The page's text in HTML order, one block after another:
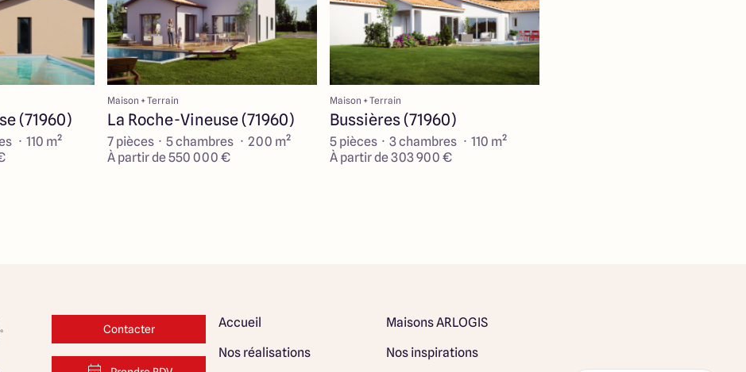
(71960)
· 110 m²
Maison + Terrain
La Roche-Vineuse (71960)
7 pièces · 5 chambres · 200 m²
À partir de 550 000 €
Maison + Terrain
Bussières (71960)
5 pièces · 3 chambres · 110 m²
À partir de 303 900 €
Contacter Accueil
Maisons ARLOGIS
Nos réalisations
Nos inspirations